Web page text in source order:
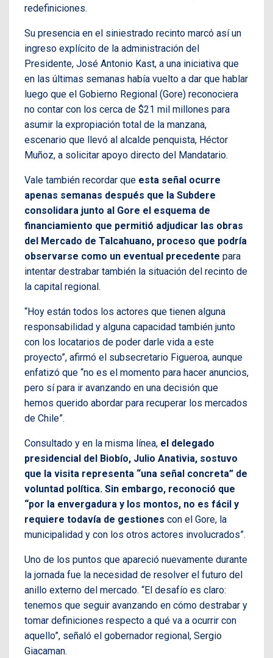
redefiniciones.
Su presencia en el siniestrado recinto marcó así un
ingreso explícito de la administración del
Presidente, José Antonio Kast, a una iniciativa que
en las últimas semanas había vuelto a dar que hablar
luego que el Gobierno Regional (Gore) reconociera
no contar con los cerca de $21 mil millones para
asumir la expropiación total de la manzana,
escenario que llevó al alcalde penquista, Héctor
Muñoz, a solicitar apoyo directo del Mandatario.
Vale también recordar que esta señal ocurre
apenas semanas después que la Subdere
consolidara junto al Gore el esquema de
financiamiento que permitió adjudicar las obras
del Mercado de Talcahuano, proceso que podría
observarse como un eventual precedente para
intentar destrabar también la situación del recinto de
la capital regional.
“Hoy están todos los actores que tienen alguna
responsabilidad y alguna capacidad también junto
con los locatarios de poder darle vida a este
proyecto”, afirmó el subsecretario Figueroa, aunque
enfatizó que “no es el momento para hacer anuncios,
pero sí para ir avanzando en una decisión que
hemos querido abordar para recuperar los mercados
de Chile”.
Consultado y en la misma línea, el delegado
presidencial del Biobío, Julio Anativia, sostuvo
que la visita representa “una señal concreta” de
voluntad política. Sin embargo, reconoció que
“por la envergadura y los montos, no es fácil y
requiere todavía de gestiones con el Gore, la
municipalidad y con los otros actores involucrados”.
Uno de los puntos que apareció nuevamente durante
la jornada fue la necesidad de resolver el futuro del
anillo externo del mercado. “El desafío es claro:
tenemos que seguir avanzando en cómo destrabar y
tomar definiciones respecto a qué va a ocurrir con
aquello”, señaló el gobernador regional, Sergio
Giacaman.